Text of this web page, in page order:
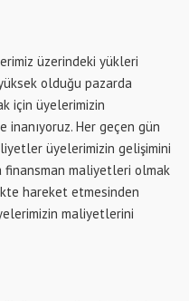
üzerindeki yükleri
olduğu pazarda
için üyelerimizin
Her geçen gün
üyelerimizin gelişimini
finansman maliyetleri olmak
hareket etmesinden
maliyetlerini